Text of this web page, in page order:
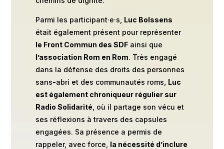
Parmi les participant·e·s, Luc Bolssens
était également présent pour représenter
le Front Commun des SDFainsi que
l’association Rom en Rom. Très engagé
dans la défense des droits des personnes
sans-abri et des communautés roms, Luc
est également chroniqueur régulier sur
Radio Solidarité , où il partage son vécu et
ses réflexions à travers des capsules
engagées. Sa présence a permis de
rappeler, avec force, la nécessité d’inclure